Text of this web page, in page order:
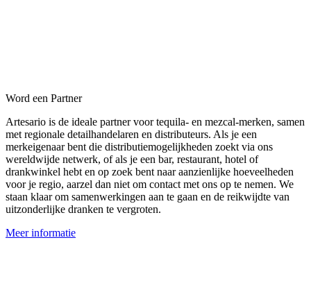
Word een Partner
Artesario is de ideale partner voor tequila- en mezcal-merken, samen
met regionale detailhandelaren en distributeurs. Als je een
merkeigenaar bent die distributiemogelijkheden zoekt via ons
wereldwijde netwerk, of als je een bar, restaurant, hotel of
drankwinkel hebt en op zoek bent naar aanzienlijke hoeveelheden
voor je regio, aarzel dan niet om contact met ons op te nemen. We
staan klaar om samenwerkingen aan te gaan en de reikwijdte van
uitzonderlijke dranken te vergroten.
Meer informatie